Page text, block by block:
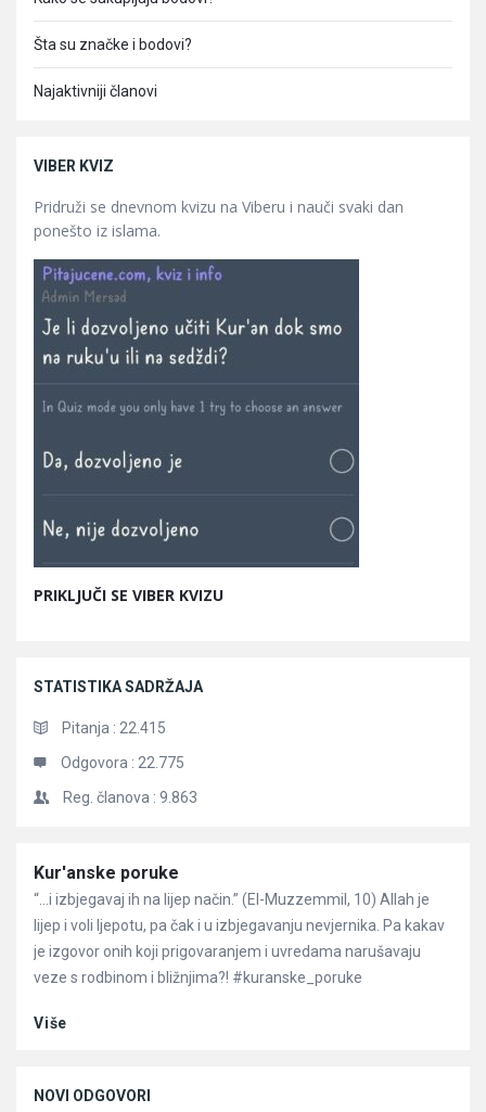
Šta su značke i bodovi?
Najaktivniji članovi
VIBER KVIZ
Pridruži se dnevnom kvizu na Viberu i nauči svaki dan
ponešto iz islama.
PRIKLJUČI SE VIBER KVIZU
STATISTIKA SADRŽAJA
Pitanja : 22.415
Odgovora : 22.775
Reg. članova : 9.863
Članci
Kur'anske poruke
“…i izbjegavaj ih na lijep način.” (El-Muzzemmil, 10) Allah je
lijep i voli ljepotu, pa čak i u izbjegavanju nevjernika. Pa kakav
je izgovor onih koji prigovaranjem i uvredama narušavaju
veze s rodbinom i bližnjima?! #kuranske_poruke
Više
NOVI ODGOVORI